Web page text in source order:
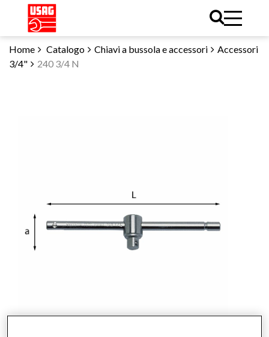
Home Catalogo Chiavi a bussola e accessori
Accessori
3/4"
240 3/4 N